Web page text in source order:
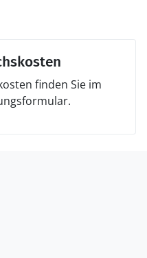
finden Sie im